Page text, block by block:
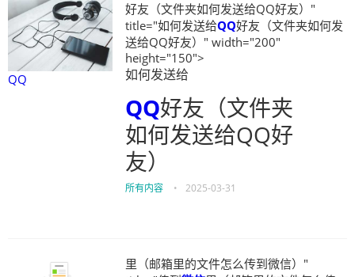
QQ
好友（文件夹如何发送给QQ好友）"
title="如何发送给QQ好友（文件夹如何发
送给QQ好友）" width="200"
height="150">
如何发送给
QQ好友（文件夹
如何发送给QQ好
友）
所有内容 • 2025-03-31
里（邮箱里的文件怎么传到微信）"